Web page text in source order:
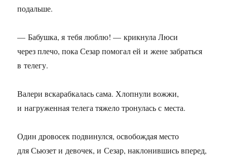
подальше.
— Бабушка, я тебя люблю! — крикнула Люси
через плечо, пока Сезар помогал ей и жене забраться
в телегу.
Валери вскарабкалась сама. Хлопнули вожжи,
и нагруженная телега тяжело тронулась с места.
Один дровосек подвинулся, освобождая место
для Сьюзет и девочек, и Сезар, наклонившись вперед,